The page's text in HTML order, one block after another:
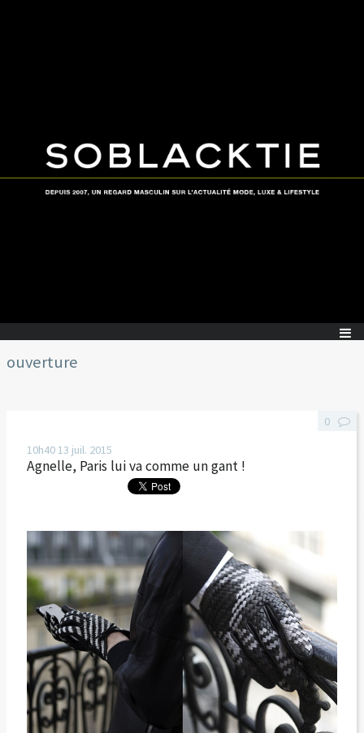
ouverture
10h4013 juil. 2015
Agnelle, Paris lui va comme un gant !
0